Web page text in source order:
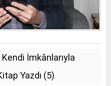
İmkânlarıyla
Yazdı (5)